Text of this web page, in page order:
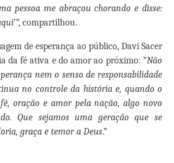
pessoa me abraçou chorando e disse:
’”, compartilhou.
de esperança ao público, Davi Sacer
da fé ativa e do amor ao próximo: “Não
nem o senso de responsabilidade
no controle da história e, quando o
oração e amor pela nação, algo novo
Que sejamos uma geração que se
graça e temor a Deus.”